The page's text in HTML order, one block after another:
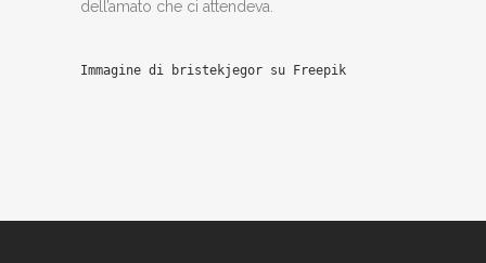
dell’amato che ci attendeva.
Immagine di bristekjegor su Freepik